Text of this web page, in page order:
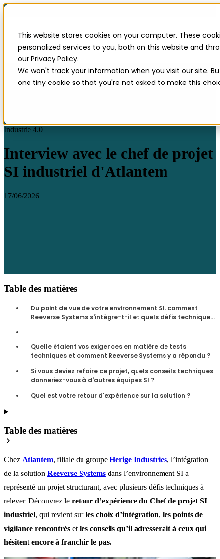
This website stores cookies on your computer. These
personalized services to you, both on this website and
our Privacy Policy.
We won't track your information when you visit our site.
one tiny cookie so that you're not asked to make this
Industrie 4.0
Interview avec le chef de projet
SI industriel d'Atlantem
17/06/2026
Table des matières
Du point de vue de votre environnement SI, comment
Reeverse Systems s'intègre-t-il et quels défis techniques
Quelle étaient vos exigences en matière de tests
techniques et comment Reeverse Systems y a répondu ?
Si vous deviez refaire ce projet, quels conseils techniques
donneriez-vous à d'autres équipes SI ?
Quel est votre retour d'expérience sur la solution ?
Table des matières
Chez Atlantem, filiale du groupe Herige Industries, l’intégration
de la solution Reeverse Systems dans l’environnement SI a
représenté un projet structurant, avec plusieurs défis techniques à
relever. Découvrez le retour d’expérience du Chef de projet SI
industriel, qui revient surles choix d’intégration, les points de
vigilance rencontrés et les conseils qu’il adresserait à ceux qui
hésitent encore à franchir le pas.